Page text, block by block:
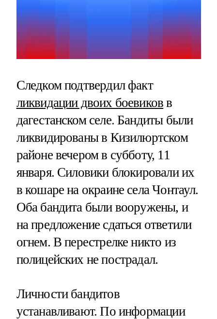
Следком подтвердил факт
ликвидации двоих боевиков в
дагестанском селе. Бандиты были
ликвидированы в Кизилюртском
районе вечером в субботу, 11
января. Силовики блокировали их
в кошаре на окраине села Чонтаул.
Оба бандита были вооружены, и
на предложение сдаться ответили
огнем. В перестрелке никто из
полицейских не пострадал.
Личности бандитов
устанавливают. По информации